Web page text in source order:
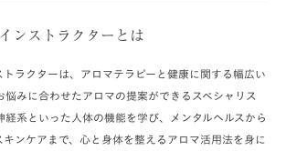
ンストラクターとは
トラクターは、アロマテラピーと健康に関する幅広い
悩みに合わせたアロマの提案ができるスペシャリス
経系といった人体の機能を学び、メンタルヘルスから
キンケアまで、心と身体を整えるアロマ活用法を身に